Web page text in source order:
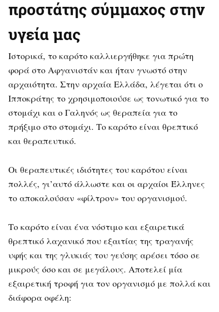
προστάτης σύμμαχος στην
υγεία μας
Ιστορικά, το καρότο καλλιεργήθηκε για πρώτη
φορά στο Αφγανιστάν και ήταν γνωστό στην
αρχαιότητα. Στην αρχαία Ελλάδα, λέγεται ότι ο
Ιπποκράτης το χρησιμοποιούσε ως τονωτικό για το
στομάχι και ο Γαληνός ως θεραπεία για το
πρήξιμο στο στομάχι. Το καρότο είναι θρεπτικό
και θεραπευτικό.
Οι θεραπευτικές ιδιότητες του καρότου είναι
πολλές, γι’αυτό άλλωστε και οι αρχαίοι Έλληνες
το αποκαλούσαν «φίλτρον» του οργανισμού.
Το καρότο είναι ένα νόστιμο και εξαιρετικά
θρεπτικό λαχανικό που εξαιτίας της τραγανής
υφής και της γλυκιάς του γεύσης αρέσει τόσο σε
μικρούς όσο και σε μεγάλους. Αποτελεί μία
εξαιρετική τροφή για τον οργανισμό με πολλά και
διάφορα οφέλη: